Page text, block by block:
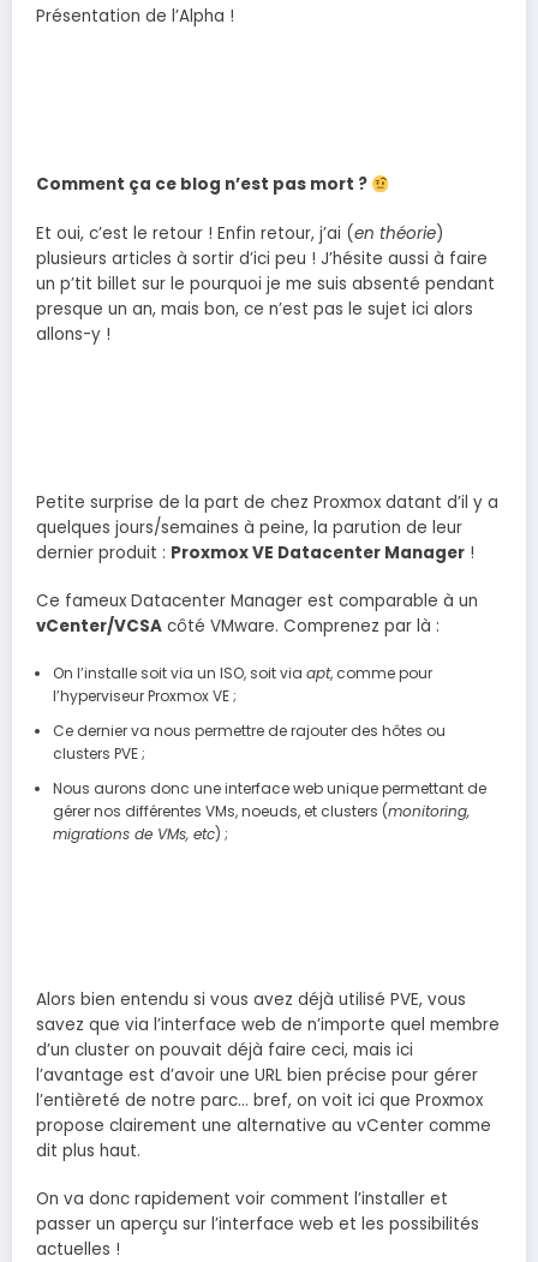
Présentation de l’Alpha !
Comment ça ce blog n’est pas mort ?
Et oui, c’est le retour ! Enfin retour, j’ai (en théorie)
plusieurs articles à sortir d’ici peu ! J’hésite aussi à faire
un p’tit billet sur le pourquoi je me suis absenté pendant
presque un an, mais bon, ce n’est pas le sujet ici alors
allons-y !
Petite surprise de la part de chez Proxmox datant d’il y a
quelques jours/semaines à peine, la parution de leur
dernier produit : Proxmox VE Datacenter Manager !
Ce fameux Datacenter Manager est comparable à un
vCenter/VCSA côté VMware. Comprenez par là :
On l’installe soit via un ISO, soit via apt, comme pour
l’hyperviseur Proxmox VE ;
Ce dernier va nous permettre de rajouter des hôtes ou
clusters PVE ;
Nous aurons donc une interface web unique permettant de
gérer nos différentes VMs, noeuds, et clusters (monitoring,
migrations de VMs, etc) ;
Alors bien entendu si vous avez déjà utilisé PVE, vous
savez que via l’interface web de n’importe quel membre
d’un cluster on pouvait déjà faire ceci, mais ici
l’avantage est d’avoir une URL bien précise pour gérer
l’entièreté de notre parc… bref, on voit ici que Proxmox
propose clairement une alternative au vCenter comme
dit plus haut.
On va donc rapidement voir comment l’installer et
passer un aperçu sur l’interface web et les possibilités
actuelles !